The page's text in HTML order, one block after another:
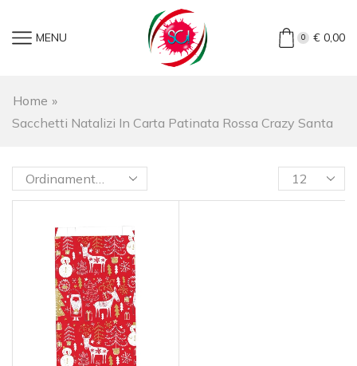
MENU 0 €0,00
Home »
Sacchetti Natalizi In Carta Patinata Rossa Crazy Santa